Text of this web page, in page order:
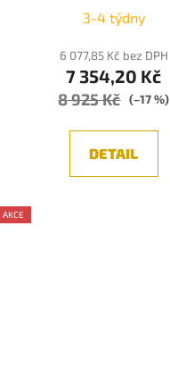
Tuya - NOVA LUCE
3-4 týdny
6 077,85 Kč bez DPH
7 354,20 Kč
8 925 Kč (–17 %)
DETAIL
AKCE